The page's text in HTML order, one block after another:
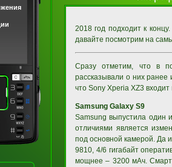
2018 год подходит к
давайте посмотрим на
Сразу отметим, что в
рассказывали о них ранее
что Sony Xperia XZ3
Samsung Galaxy S9
Samsung выпустила один
отличиями является
под основной камерой. Да
9810, 4/6 гигабайт
мощнее – 3200 мАч.